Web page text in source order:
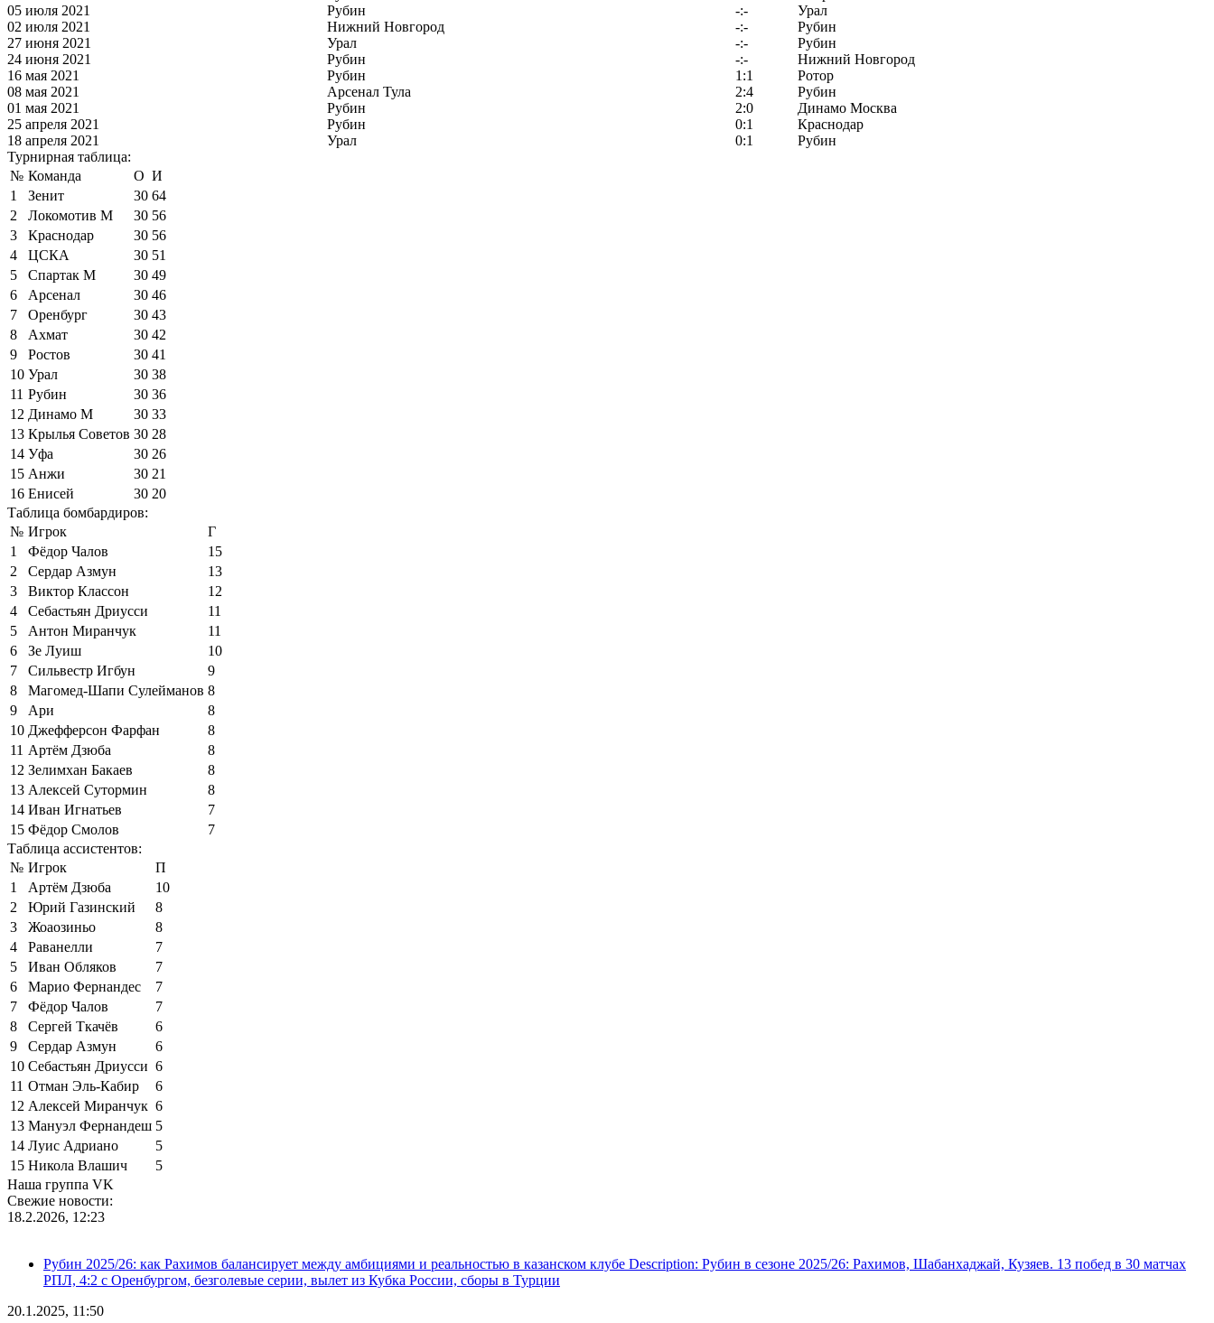
05 июля 2021
Рубин -:-
Урал
02 июля 2021
Нижний Новгород -:-
Рубин
27 июня 2021
Урал -:-
Рубин
24 июня 2021
Рубин -:-
Нижний Новгород
16 мая 2021
Рубин 1:1
Ротор
08 мая 2021
Арсенал Тула 2:4
Рубин
01 мая 2021
Рубин 2:0
Динамо Москва
25 апреля 2021
Рубин 0:1
Краснодар
18 апреля 2021
Урал 0:1
Рубин
Турнирная таблица:
№ Команда О И
1
Зенит 30 64
2
Локомотив М 30 56
3
Краснодар 30 56
4
ЦСКА 30 51
5
Спартак М 30 49
6
Арсенал 30 46
7
Оренбург 30 43
8
Ахмат 30 42
9
Ростов 30 41
10 Урал 30 38
11 Рубин 30 36
12 Динамо М 30 33
13 Крылья Советов 30 28
14 Уфа 30 26
15 Анжи 30 21
16 Енисей 30 20
Таблица бомбардиров:
№ Игрок
Г
1
Фёдор Чалов
15
2
Сердар Азмун
13
3
Виктор Классон
12
4
Себастьян Дриусси
11
5
Антон Миранчук
11
6
Зе Луиш
10
7
Сильвестр Игбун
9
8
Магомед-Шапи Сулейманов 8
9
Ари
8
10 Джефферсон Фарфан
8
11 Артём Дзюба
8
12 Зелимхан Бакаев
8
13 Алексей Сутормин
8
14 Иван Игнатьев
7
15 Фёдор Смолов
7
Таблица ассистентов:
№ Игрок
П
1
Артём Дзюба
10
2
Юрий Газинский
8
3
Жоаозиньо
8
4
Раванелли
7
5
Иван Обляков
7
6
Марио Фернандес
7
7
Фёдор Чалов
7
8
Сергей Ткачёв
6
9
Сердар Азмун
6
10 Себастьян Дриусси 6
11 Отман Эль-Кабир
6
12 Алексей Миранчук 6
13 Мануэл Фернандеш 5
14 Луис Адриано
5
15 Никола Влашич
5
Наша группа VK
Свежие новости:
18.2.2026, 12:23
Рубин 2025/26: как Рахимов балансирует между амбициями и реальностью в казанском клубе Description: Рубин в сезоне 2025/26: Рахимов, Шабанхаджай, Кузяев. 13 побед в 30 матчах
РПЛ, 4:2 с Оренбургом, безголевые серии, вылет из Кубка России, сборы в Турции
20.1.2025, 11:50